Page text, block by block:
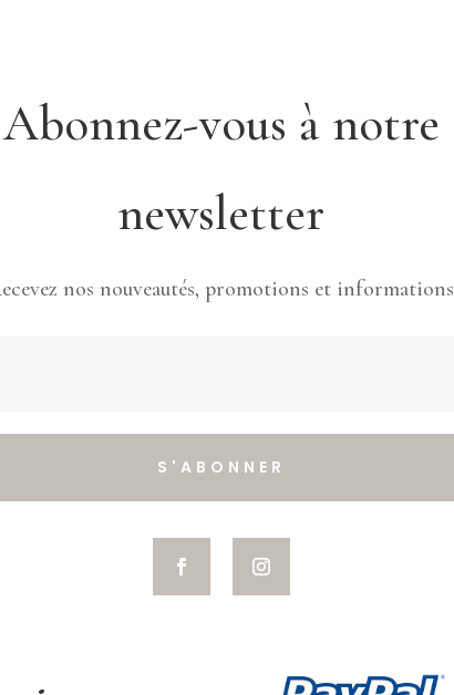
Abonnez-vous à notre
newsletter
nos nouveautés, promotions et informations
S'ABONNER